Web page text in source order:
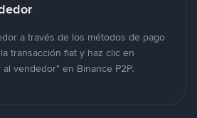
a través de los métodos de pago
transacción fiat y haz clic en
vendedor" en Binance P2P.